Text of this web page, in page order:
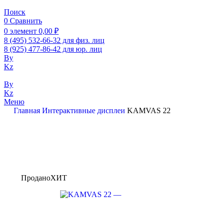
Поиск
0 Сравнить
0 элемент 0,00 ₽
8 (495) 532-66-32 для физ. лиц
8 (925) 477-86-42 для юр. лиц
By
Kz
By
Kz
Меню
Главная Интерактивные дисплеи KAMVAS 22
ПроданоХИТ